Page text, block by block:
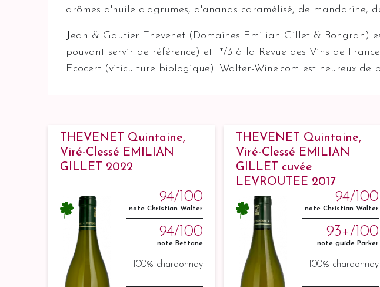
arômes d'huile d'agrumes, d'ananas caramélisé, de mandarine,
Jean & Gautier Thevenet (Domaines Emilian Gillet & Bongran)
pouvant servir de référence) et 1*/3 à la Revue des Vins de
Ecocert (viticulture biologique). Walter-Wine.com est heureux de
THEVENET Quintaine,
Viré-Clessé EMILIAN
GILLET 2022
94/100
note Christian Walter
94/100
note Bettane
100% chardonnay
THEVENET Quintaine,
Viré-Clessé EMILIAN
GILLET cuvée
LEVROUTEE 2017
94/100
note Christian Walter
93+/100
note guide Parker
100% chardonnay